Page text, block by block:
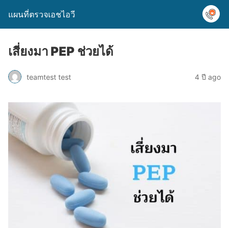
แผนที่ตรวจเอชไอวี
เสี่ยงมา PEP ช่วยได้
teamtest test 4 ปี ago